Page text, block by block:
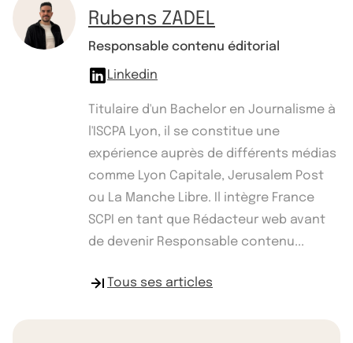
Rubens ZADEL
Responsable contenu éditorial
Linkedin
Titulaire d'un Bachelor en Journalisme à
l'ISCPA Lyon, il se constitue une
expérience auprès de différents médias
comme Lyon Capitale, Jerusalem Post
ou La Manche Libre. Il intègre France
SCPI en tant que Rédacteur web avant
de devenir Responsable contenu...
Tous ses articles